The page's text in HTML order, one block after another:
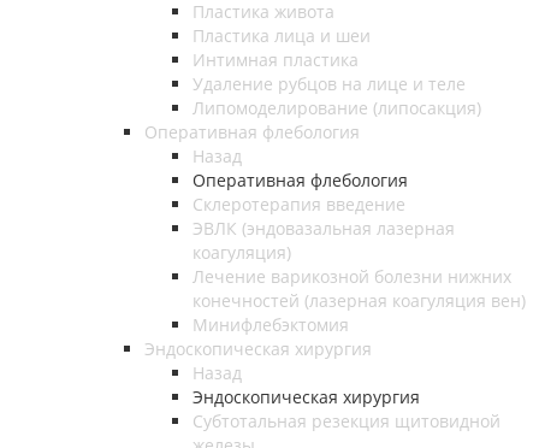
Пластика живота
Пластика лица и шеи
Интимная пластика
Удаление рубцов на лице и теле
Липомоделирование (липосакция)
Оперативная флебология
Назад
Оперативная флебология
Склеротерапия введение
ЭВЛК (эндовазальная лазерная
коагуляция)
Лечение варикозной болезни нижних
конечностей (лазерная коагуляция вен)
Минифлебэктомия
Эндоскопическая хирургия
Назад
Эндоскопическая хирургия
Субтотальная резекция щитовидной